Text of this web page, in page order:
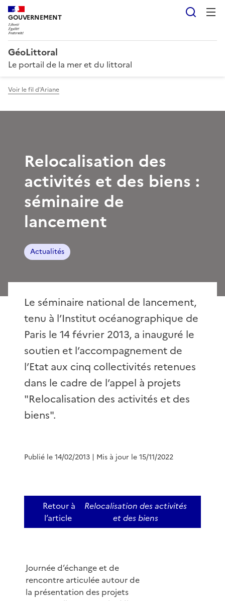
GOUVERNEMENT
GéoLittoral
Le portail de la mer et du littoral
Voir le fil d'Ariane
Relocalisation des
activités et des biens :
séminaire de
lancement
Actualités
Le séminaire national de lancement,
tenu à l’Institut océanographique de
Paris le 14 février 2013, a inauguré le
soutien et l’accompagnement de
l’Etat aux cinq collectivités retenues
dans le cadre de l’appel à projets
"Relocalisation des activités et des
biens".
Publié le 14/02/2013 | Mis à jour le 15/11/2022
Retour à
l’article
Relocalisation des activités
et des biens
Journée d’échange et de
rencontre articulée autour de
la présentation des projets